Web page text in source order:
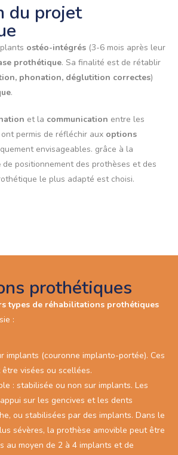
du projet
ostéo-intégrés (3-6 mois après leur
prothétique. Sa finalité est de rétablir
phonation, déglutition correctes)
.
et la communication entre les
permis de réfléchir aux options
envisageables. grâce à la
de positionnement des prothèses et des
le plus adapté est choisi.
prothétiques
types de réhabilitations prothétiques
:
implants (couronne implanto-portée). Ces
visées ou scellées.
: stabilisée ou non sur implants. Les
sur les gencives et les dents
ou stabilisées par des implants. Dans le
sévères, la prothèse amovible peut être
au moyen de 2 à 4 implants et de